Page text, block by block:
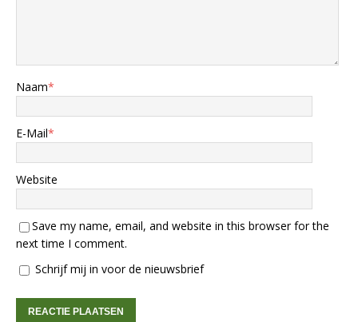
Naam*
E-Mail*
Website
Save my name, email, and website in this browser for the
next time I comment.
Schrijf mij in voor de nieuwsbrief